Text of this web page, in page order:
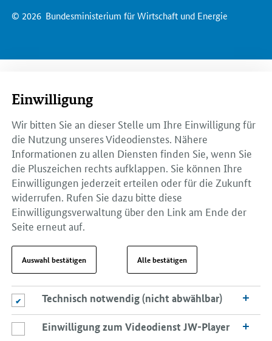
© 2026 Bundesministerium für Wirtschaft und Energie
Einwilligung
Wir bitten Sie an dieser Stelle um Ihre Einwilligung für
die Nutzung unseres Videodienstes. Nähere
Informationen zu allen Diensten finden Sie, wenn Sie
die Pluszeichen rechts aufklappen. Sie können Ihre
Einwilligungen jederzeit erteilen oder für die Zukunft
widerrufen. Rufen Sie dazu bitte diese
Einwilligungsverwaltung über den Link am Ende der
Seite erneut auf.
Auswahl bestätigen Alle bestätigen
Technisch notwendig (nicht abwählbar)
Technisch notwendig (nicht abwählbar)
Einwilligung zum Videodienst JW-Player
Einwilligung zum Videodienst JW-Player